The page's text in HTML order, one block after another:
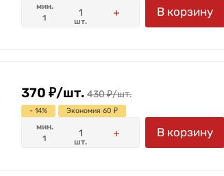
мин.
1
шт.
В корзину
370 ₽/шт. 430₽/шт.
- 14% Экономия 60 ₽
мин.
1
шт.
В корзину